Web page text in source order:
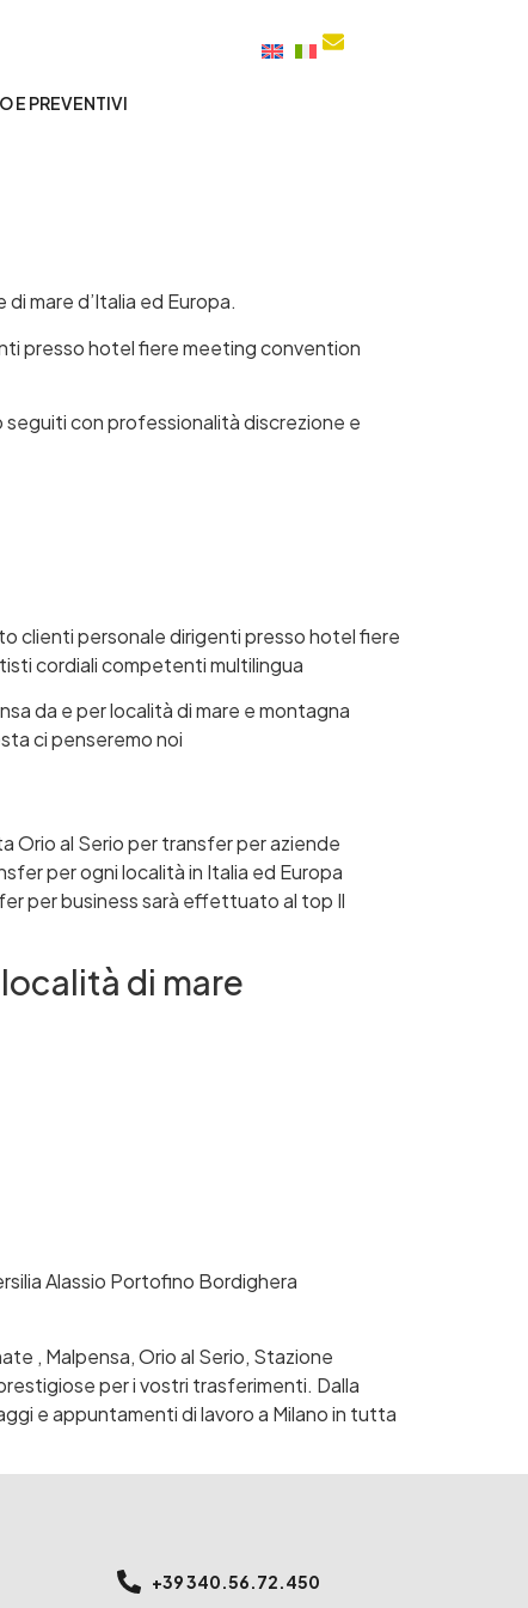
E PREVENTIVI
mare d’Italia ed Europa.
presso hotel fiere meeting convention
con professionalità discrezione e
clienti personale dirigenti presso hotel fiere
cordiali competenti multilingua
da e per località di mare e montagna
ci penseremo noi
Orio al Serio per transfer per aziende
per ogni località in Italia ed Europa
per business sarà effettuato al top Il
di mare
Alassio Portofino Bordighera
, Malpensa, Orio al Serio, Stazione
per i vostri trasferimenti. Dalla
e appuntamenti di lavoro a Milano in tutta
+39 340.56.72.450